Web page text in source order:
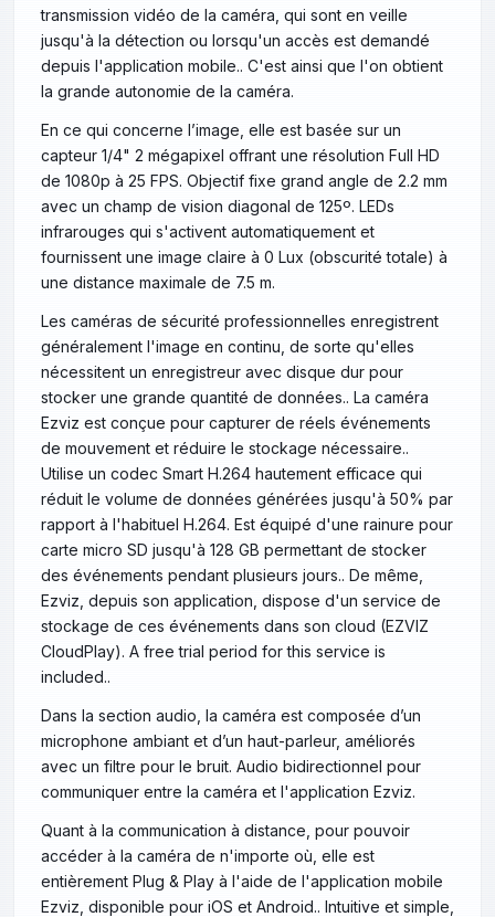
transmission vidéo de la caméra, qui sont en veille
jusqu'à la détection ou lorsqu'un accès est demandé
depuis l'application mobile.. C'est ainsi que l'on obtient
la grande autonomie de la caméra.
En ce qui concerne l’image, elle est basée sur un
capteur 1/4" 2 mégapixel offrant une résolution Full HD
de 1080p à 25 FPS. Objectif fixe grand angle de 2.2 mm
avec un champ de vision diagonal de 125º. LEDs
infrarouges qui s'activent automatiquement et
fournissent une image claire à 0 Lux (obscurité totale) à
une distance maximale de 7.5 m.
Les caméras de sécurité professionnelles enregistrent
généralement l'image en continu, de sorte qu'elles
nécessitent un enregistreur avec disque dur pour
stocker une grande quantité de données.. La caméra
Ezviz est conçue pour capturer de réels événements
de mouvement et réduire le stockage nécessaire..
Utilise un codec Smart H.264 hautement efficace qui
réduit le volume de données générées jusqu'à 50% par
rapport à l'habituel H.264. Est équipé d'une rainure pour
carte micro SD jusqu'à 128 GB permettant de stocker
des événements pendant plusieurs jours.. De même,
Ezviz, depuis son application, dispose d'un service de
stockage de ces événements dans son cloud (EZVIZ
CloudPlay). A free trial period for this service is
included..
Dans la section audio, la caméra est composée d’un
microphone ambiant et d’un haut-parleur, améliorés
avec un filtre pour le bruit. Audio bidirectionnel pour
communiquer entre la caméra et l'application Ezviz.
Quant à la communication à distance, pour pouvoir
accéder à la caméra de n'importe où, elle est
entièrement Plug & Play à l'aide de l'application mobile
Ezviz, disponible pour iOS et Android.. Intuitive et simple,